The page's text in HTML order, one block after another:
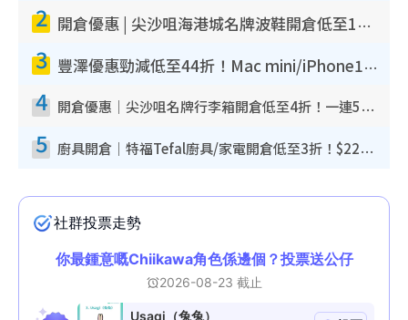
2 開倉優惠 | 尖沙咀海港城名牌波鞋開倉低至1折！On鞋$899起／Joy&Peace鞋履$98起
3 豐澤優惠勁減低至44折！Mac mini/iPhone17Pro大減價！廚房家電$220起
4 開倉優惠｜尖沙咀名牌行李箱開倉低至4折！一連5日 American Tourister/ace./Hallmark $200起！
5 廚具開倉｜特福Tefal廚具/家電開倉低至3折！$220起買平底鍋/炒鑊/湯煲！電飯煲/吸塵機/燙斗$418起